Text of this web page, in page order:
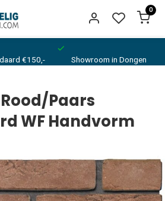
0
€150,- Showroom in Dongen
Paars
WF Handvorm